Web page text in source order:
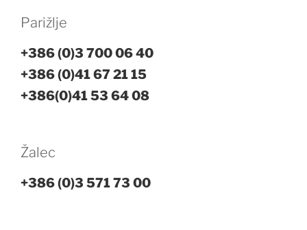
Parižlje
+386 (0)3 700 06 40
+386 (0)41 67 21 15
+386(0)41 53 64 08
Žalec
+386 (0)3 571 73 00